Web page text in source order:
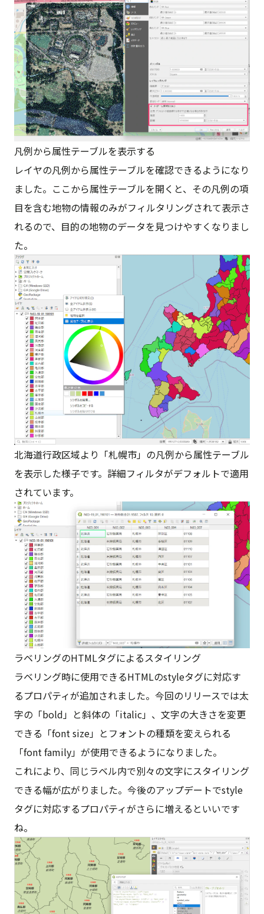
凡例から属性テーブルを表示する
レイヤの凡例から属性テーブルを確認できるようになり
ました。ここから属性テーブルを開くと、その凡例の項
目を含む地物の情報のみがフィルタリングされて表示さ
れるので、目的の地物のデータを見つけやすくなりまし
た。
北海道行政区域より「札幌市」の凡例から属性テーブル
を表示した様子です。詳細フィルタがデフォルトで適用
されています。
ラベリングのHTMLタグによるスタイリング
ラベリング時に使用できるHTMLのstyleタグに対応す
るプロパティが追加されました。今回のリリースでは太
字の「bold」と斜体の「italic」、文字の大きさを変更
できる「font size」とフォントの種類を変えられる
「font family」が使用できるようになりました。
これにより、同じラベル内で別々の文字にスタイリング
できる幅が広がりました。今後のアップデートでstyle
タグに対応するプロパティがさらに増えるといいです
ね。